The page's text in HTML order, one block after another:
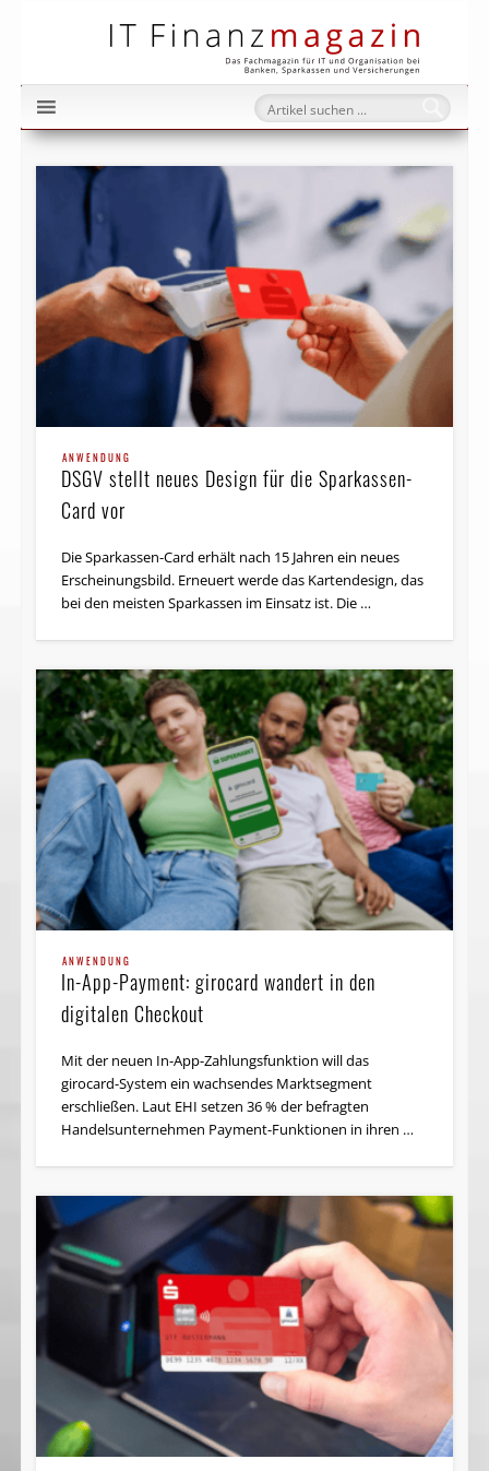
ANWENDUNG
DSGV stellt neues Design für die Sparkassen-
Card vor
Die Sparkassen-Card erhält nach 15 Jahren ein neues
Erscheinungsbild. Erneuert werde das Kartendesign, das
bei den meisten Sparkassen im Einsatz ist. Die …
ANWENDUNG
In-App-Payment: girocard wandert in den
digitalen Checkout
Mit der neuen In-App-Zahlungsfunktion will das
girocard-System ein wachsendes Marktsegment
erschließen. Laut EHI setzen 36 % der befragten
Handelsunternehmen Payment-Funktionen in ihren …